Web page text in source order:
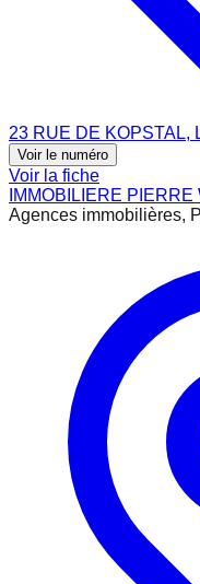
23 RUE DE KOPSTAL,
Voir le numéro
Voir la fiche
IMMOBILIERE
Agences immobilières,